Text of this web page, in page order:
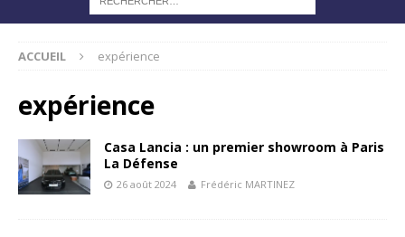
ACCUEIL expérience
expérience
Casa Lancia : un premier showroom à Paris
La Défense
26 août 2024 Frédéric MARTINEZ